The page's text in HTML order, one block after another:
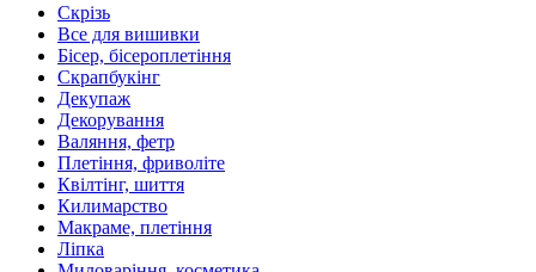
Скрізь
Все для вишивки
Бісер, бісероплетіння
Скрапбукінг
Декупаж
Декорування
Валяння, фетр
Плетіння, фриволіте
Квілтінг, шиття
Килимарство
Макраме, плетіння
Ліпка